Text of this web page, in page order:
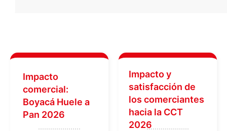
Impacto
comercial:
Boyacá Huele a
Pan 2026
Impacto y
satisfacción de
los comerciantes
hacia la CCT
2026